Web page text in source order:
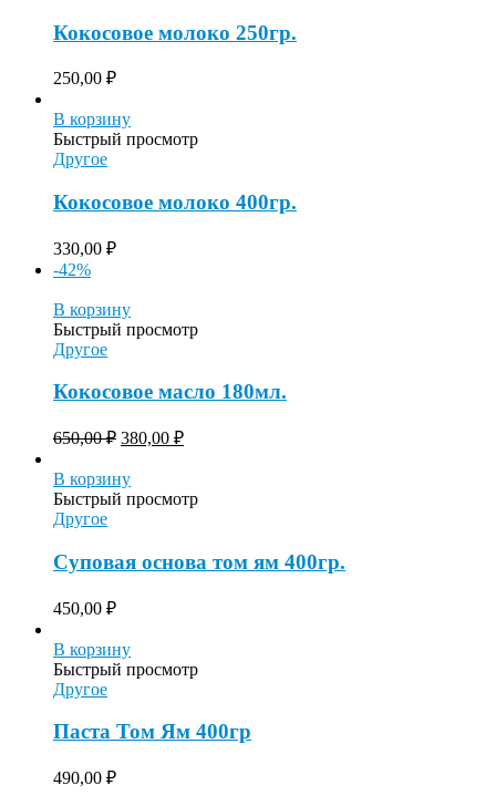
Кокосовое молоко 250гр.
250,00 ₽
В корзину
Быстрый просмотр
Другое
Кокосовое молоко 400гр.
330,00 ₽
-42%
В корзину
Быстрый просмотр
Другое
Кокосовое масло 180мл.
650,00₽ 380,00 ₽
В корзину
Быстрый просмотр
Другое
Суповая основа том ям 400гр.
450,00 ₽
В корзину
Быстрый просмотр
Другое
Паста Том Ям 400гр
490,00 ₽